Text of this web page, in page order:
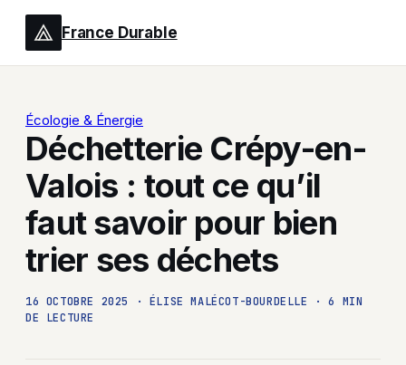
France Durable
Écologie & Énergie
Déchetterie Crépy-en-
Valois : tout ce qu’il
faut savoir pour bien
trier ses déchets
16 OCTOBRE 2025 · ÉLISE MALÉCOT-BOURDELLE ·
6 MIN
DE LECTURE